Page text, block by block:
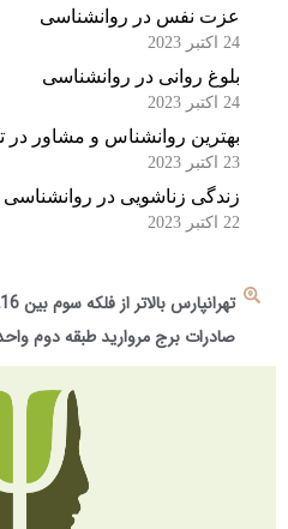
عزت نفس در روانشناسی
بلوغ روانی در روانشناسی
بهترین روانشناس و مشاور در تهران
زندگی زناشویی در روانشناسی
صادرات برج مروارید طبقه دوم واحد ۱۰